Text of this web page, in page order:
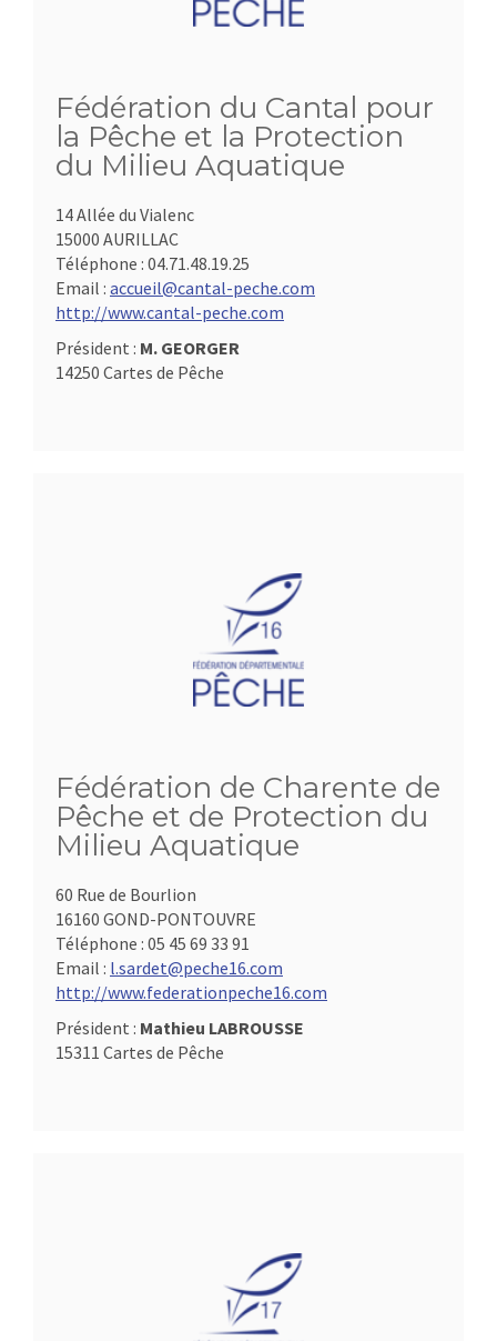
Fédération du Cantal pour
la Pêche et la Protection
du Milieu Aquatique
14 Allée du Vialenc
15000 AURILLAC
Téléphone : 04.71.48.19.25
Email : accueil@cantal-peche.com
http://www.cantal-peche.com
Président : M. GEORGER
14250 Cartes de Pêche
Fédération de Charente de
Pêche et de Protection du
Milieu Aquatique
60 Rue de Bourlion
16160 GOND-PONTOUVRE
Téléphone : 05 45 69 33 91
Email : l.sardet@peche16.com
http://www.federationpeche16.com
Président : Mathieu LABROUSSE
15311 Cartes de Pêche